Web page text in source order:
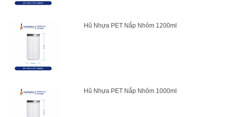
Hũ Nhựa PET Nắp Nhôm 1200ml
Hũ Nhựa PET Nắp Nhôm 1000ml